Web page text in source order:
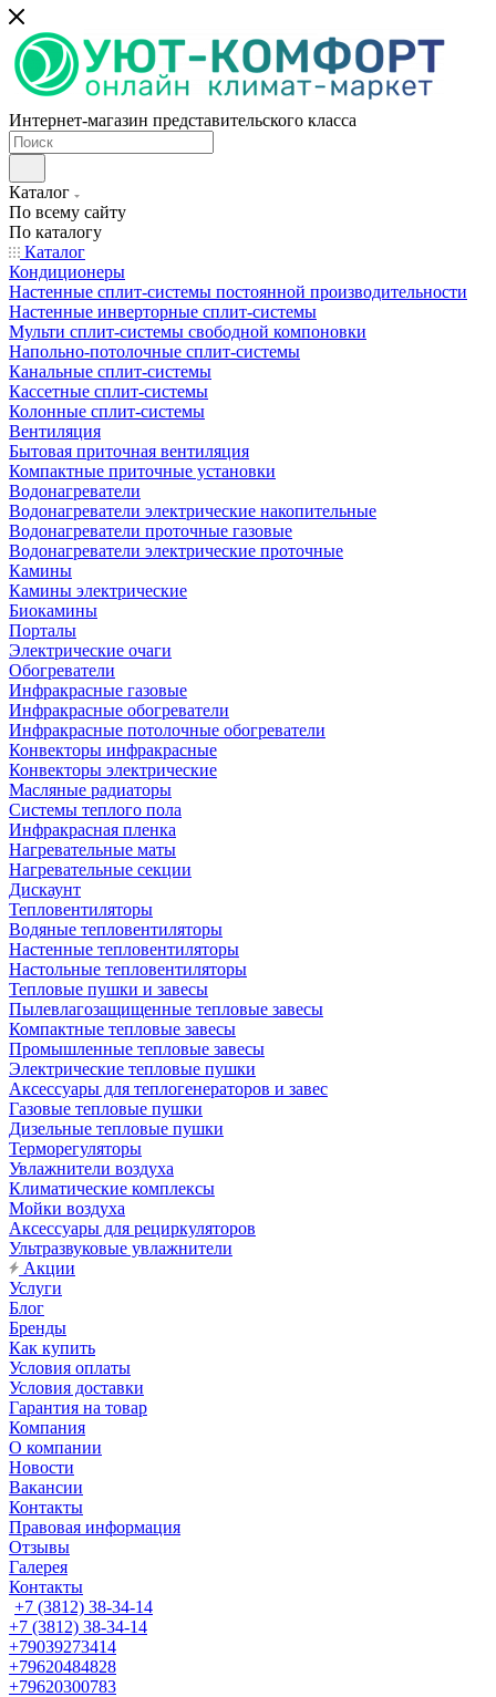
Интернет-магазин представительского класса
Каталог
По всему сайту
По каталогу
Каталог
Кондиционеры
Настенные сплит-системы постоянной производительности
Настенные инверторные сплит-системы
Мульти сплит-системы свободной компоновки
Напольно-потолочные сплит-системы
Канальные сплит-системы
Кассетные сплит-системы
Колонные сплит-системы
Вентиляция
Бытовая приточная вентиляция
Компактные приточные установки
Водонагреватели
Водонагреватели электрические накопительные
Водонагреватели проточные газовые
Водонагреватели электрические проточные
Камины
Камины электрические
Биокамины
Порталы
Электрические очаги
Обогреватели
Инфракрасные газовые
Инфракрасные обогреватели
Инфракрасные потолочные обогреватели
Конвекторы инфракрасные
Конвекторы электрические
Масляные радиаторы
Системы теплого пола
Инфракрасная пленка
Нагревательные маты
Нагревательные секции
Дискаунт
Тепловентиляторы
Водяные тепловентиляторы
Настенные тепловентиляторы
Настольные тепловентиляторы
Тепловые пушки и завесы
Пылевлагозащищенные тепловые завесы
Компактные тепловые завесы
Промышленные тепловые завесы
Электрические тепловые пушки
Аксессуары для теплогенераторов и завес
Газовые тепловые пушки
Дизельные тепловые пушки
Терморегуляторы
Увлажнители воздуха
Климатические комплексы
Мойки воздуха
Аксессуары для рециркуляторов
Ультразвуковые увлажнители
Акции
Услуги
Блог
Бренды
Как купить
Условия оплаты
Условия доставки
Гарантия на товар
Компания
О компании
Новости
Вакансии
Контакты
Правовая информация
Отзывы
Галерея
Контакты
+7 (3812) 38-34-14
+7 (3812) 38-34-14
+79039273414
+79620484828
+79620300783